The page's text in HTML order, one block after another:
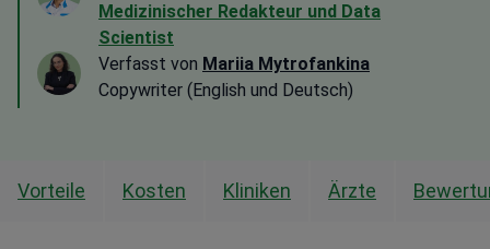
Medizinischer Redakteur und Data
Scientist
Verfasst von Mariia Mytrofankina
Copywriter (English und Deutsch)
Vorteile Kosten Kliniken Ärzte